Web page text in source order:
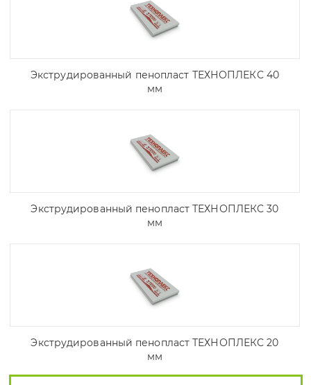
Экструдированный пенопласт ТЕХНОПЛЕКС 40
мм
Экструдированный пенопласт ТЕХНОПЛЕКС 30
мм
Экструдированный пенопласт ТЕХНОПЛЕКС 20
мм